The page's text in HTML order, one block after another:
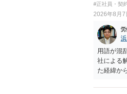
でしょう。
#正社員・契
2026年8月7
労
用語が混
社による
た経緯か
結局、貴